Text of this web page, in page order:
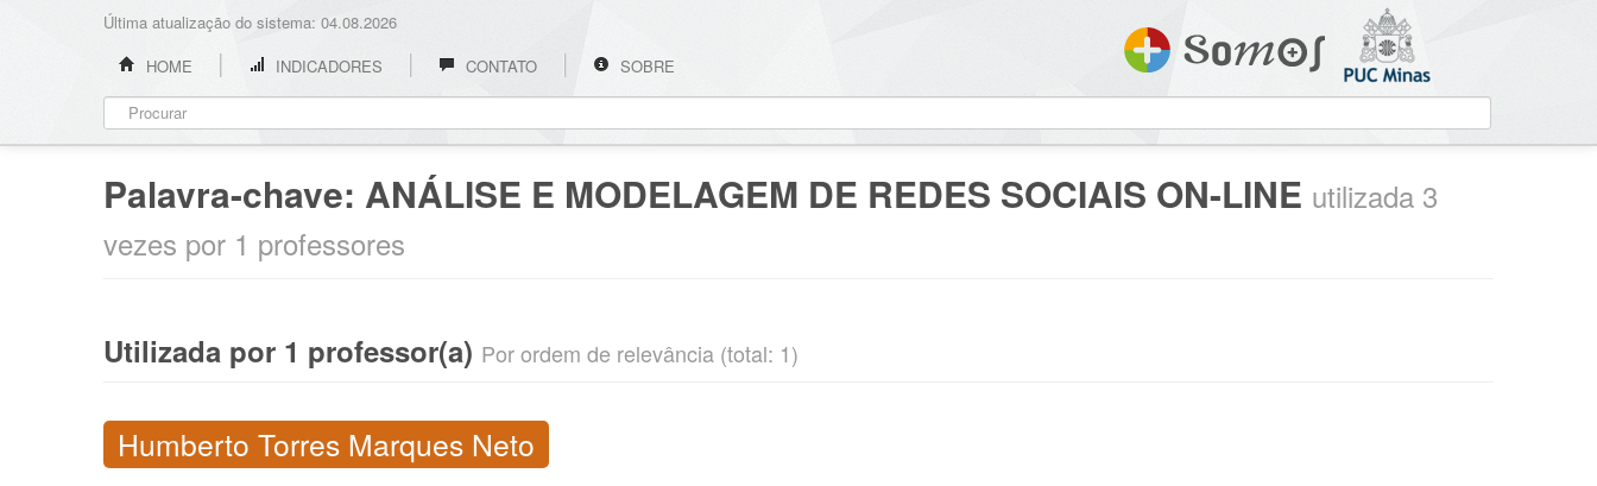
Última atualização do sistema: 04.08.2026
HOME
INDICADORES CONTATO SOBRE
Palavra-chave: ANÁLISE E MODELAGEM DE REDES SOCIAIS ON-LINE utilizada 3
vezes por 1 professores
Utilizada por 1 professor(a) Por ordem de relevância (total: 1)
Humberto Torres Marques Neto